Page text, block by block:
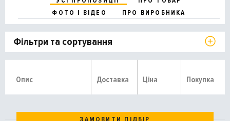
ФОТО І ВІДЕО
ПРО ВИРОБНИКА
Фільтри та сортування
Опис Доставка Ціна Покупка